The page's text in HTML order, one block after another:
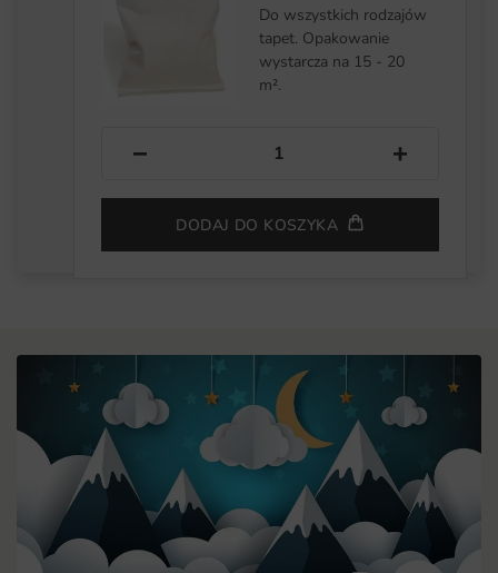
Do wszystkich rodzajów
tapet. Opakowanie
wystarcza na 15 - 20
m².
− +
DODAJ DO KOSZYKA